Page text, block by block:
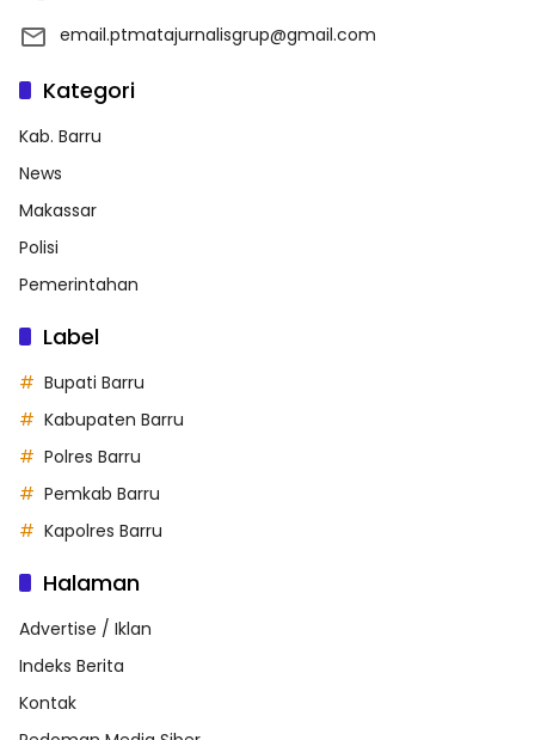
email.ptmatajurnalisgrup@gmail.com
Kategori
Kab. Barru
News
Makassar
Polisi
Pemerintahan
Label
Bupati Barru
Kabupaten Barru
Polres Barru
Pemkab Barru
Kapolres Barru
Halaman
Advertise / Iklan
Indeks Berita
Kontak